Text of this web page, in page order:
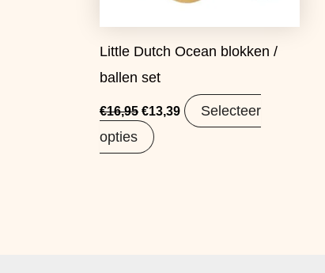
Little Dutch Ocean blokken /
ballen set
€16,95 €13,39
Selecteer
opties